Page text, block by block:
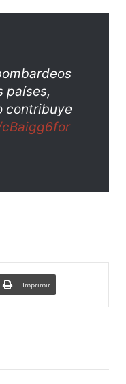
países,
contribuye
Imprimir